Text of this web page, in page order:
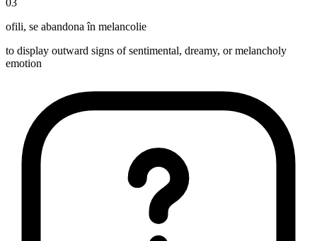
03
ofili, se abandona în melancolie
to display outward signs of sentimental, dreamy, or melancholy
emotion